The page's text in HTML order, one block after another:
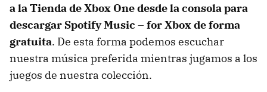
a la Tienda de Xbox One desde la consola para
descargar Spotify Music – for Xbox de forma
gratuita. De esta forma podemos escuchar
nuestra música preferida mientras jugamos a los
juegos de nuestra colección.